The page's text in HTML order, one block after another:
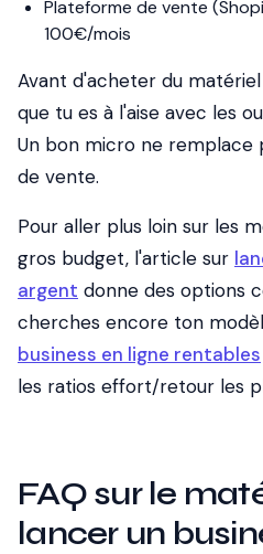
Plateforme de vente
100€/mois
Avant d'acheter du
que tu es à l'aise avec les
Un bon micro ne remplace
de vente.
Pour aller plus loin sur les
gros budget, l'article sur
argent donne des options
cherches encore ton
business en ligne rentables
les ratios effort/retour les
FAQ sur le
lancer un